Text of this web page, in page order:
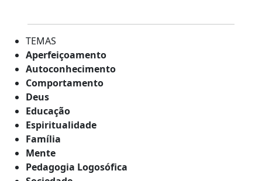
TEMAS
Aperfeiçoamento
Autoconhecimento
Comportamento
Deus
Educação
Espiritualidade
Família
Mente
Pedagogia Logosófica